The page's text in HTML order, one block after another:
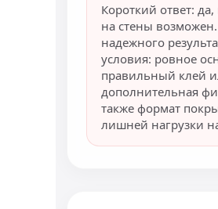
Короткий ответ:
на стены
надежного
условия: ровное
правильный клей
дополнительная
также формат
лишней нагрузки